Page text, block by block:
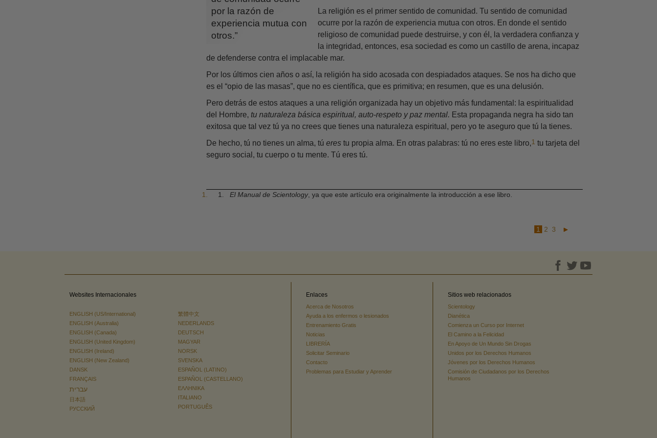
por la razón de
experiencia mutua con
otros.”
La religión es el primer sentido de comunidad. Tu sentido de comunidad
ocurre por la razón de experiencia mutua con otros. En donde el sentido
religioso de comunidad puede destruirse, y con él, la verdadera confianza y
la integridad, entonces, esa sociedad es como un castillo de arena, incapaz
de defenderse contra el implacable mar.
Por los últimos cien años o así, la religión ha sido acosada con despiadados ataques. Se nos ha dicho que
es el “opio de las masas”, que no es científica, que es primitiva; en resumen, que es una delusión.
Pero detrás de estos ataques a una religión organizada hay un objetivo más fundamental: la espiritualidad
del Hombre, tu naturaleza básica espiritual, auto-respeto y paz mental. Esta propaganda negra ha sido tan
exitosa que tal vez tú ya no crees que tienes una naturaleza espiritual, pero yo te aseguro que tú la tienes.
De hecho, tú no tienes un alma, tú eres tu propia alma. En otras palabras: tú no eres este libro,1 tu tarjeta del
seguro social, tu cuerpo o tu mente. Tú eres tú.
1 El Manual de Scientology, ya que este artículo era originalmente la introducción a ese libro.
1 2 3
Websites Internacionales
ENGLISH (US/International)
ENGLISH (Australia)
ENGLISH (Canada)
ENGLISH (United Kingdom)
ENGLISH (Ireland)
ENGLISH (New Zealand)
DANSK
FRANÇAIS
עברית
日本語
РУССКИЙ
繁體中文
NEDERLANDS
DEUTSCH
MAGYAR
NORSK
SVENSKA
ESPAÑOL (LATINO)
ESPAÑOL (CASTELLANO)
ΕΛΛΗΝΙΚA
ITALIANO
PORTUGUÊS
Enlaces
Acerca de Nosotros
Ayuda a los enfermos o lesionados
Entrenamiento Gratis
Noticias
LIBRERÍA
Solicitar Seminario
Contacto
Problemas para Estudiar y Aprender
Sitios web relacionados
Scientology
Dianética
Comienza un Curso por Internet
El Camino a la Felicidad
En Apoyo de Un Mundo Sin Drogas
Unidos por los Derechos Humanos
Jóvenes por los Derechos Humanos
Comisión de Ciudadanos por los Derechos
Humanos